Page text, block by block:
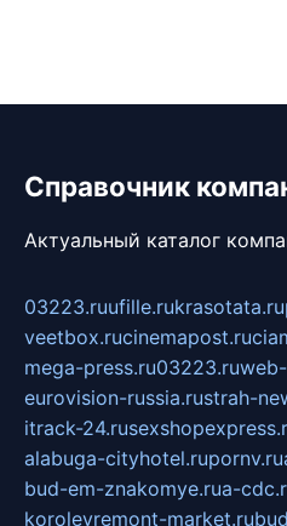
Справочник
Актуальный каталог
03223.ruufille.rukrasotata.ru
veetbox.rucinemapost.ru
mega-press.ru03223.ru
eurovision-russia.rustrah-
itrack-24.ru
alabuga-cityhotel.rupornv.ru
bud-em-znakomye.rua-
korolevremont-market.ru